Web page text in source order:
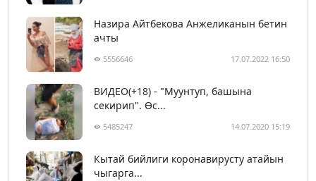
Назира Айтбекова Анжеликанын бетин
ачты
5556646 17.07.2022 16:50
ВИДЕО(+18) - "Муунтуп, башына
секирип". Өс...
5485247 14.07.2020 15:19
Кытай бийлиги коронавирусту атайын
чыгарга...